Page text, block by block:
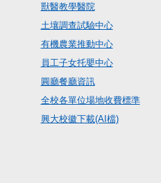
獸醫教學醫院
土壤調查試驗中心
有機農業推動中心
員工子女托嬰中心
圓廳餐廳資訊
全校各單位場地收費標準
興大校徽下載(AI檔)